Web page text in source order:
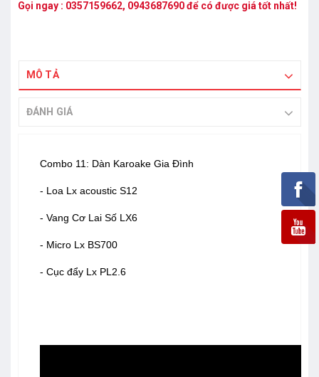
Gọi ngay : 0357159662, 0943687690để có được giá tốt nhất!
MÔ TẢ
ĐÁNH GIÁ
Combo 11: Dàn Karoake Gia Đình
- Loa Lx acoustic S12
- Vang Cơ Lai Số LX6
- Micro Lx BS700
- Cục đẩy Lx PL2.6